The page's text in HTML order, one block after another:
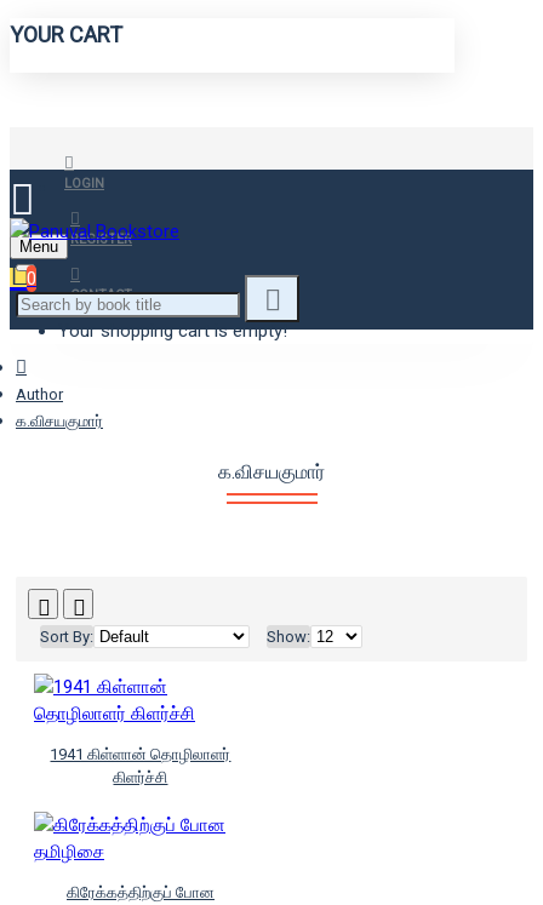
YOUR CART
LOGIN
REGISTER
CONTACT
Menu
0
Your shopping cart is empty!
Author
க.விசயகுமார்
க.விசயகுமார்
Sort By: Show:
1941 கிள்ளான் தொழிலாளர்
கிளர்ச்சி
கிரேக்கத்திற்குப் போன